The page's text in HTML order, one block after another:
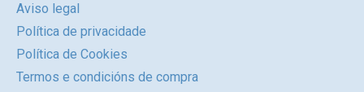
Aviso legal
Política de privacidade
Política de Cookies
Termos e condicións de compra